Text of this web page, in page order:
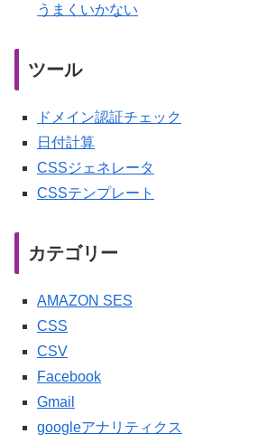
うまくいかない
ツール
ドメイン認証チェック
日付計算
CSSジェネレータ
CSSテンプレート
カテゴリー
AMAZON SES
CSS
CSV
Facebook
Gmail
googleアナリティクス